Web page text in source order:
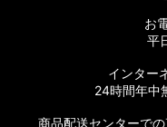
お
平
インター
24時間年中
商品配送センターで